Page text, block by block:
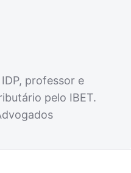
professor e
pelo IBET.